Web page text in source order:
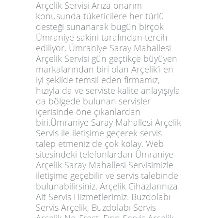
Arçelik Servisi Arıza onarım
konusunda tüketicilere her türlü
desteği sunanarak bugün birçok
Ümraniye sakini tarafından tercih
ediliyor. Ümraniye Saray Mahallesi
Arçelik Servisi gün geçtikçe büyüyen
markalarından biri olan Arçelik’i en
iyi şekilde temsil eden firmamız,
hızıyla da ve serviste kalite anlayışıyla
da bölgede bulunan servisler
içerisinde öne çıkanlardan
biri.Ümraniye Saray Mahallesi Arçelik
Servis ile iletişime geçerek servis
talep etmeniz de çok kolay. Web
sitesindeki telefonlardan Ümraniye
Arçelik Saray Mahallesi Servisimizle
iletişime geçebilir ve servis talebinde
bulunabilirsiniz. Arçelik Cihazlarınıza
Ait Servis Hizmetlerimiz. Buzdolabı
Servis Arçelik, Buzdolabı Servis